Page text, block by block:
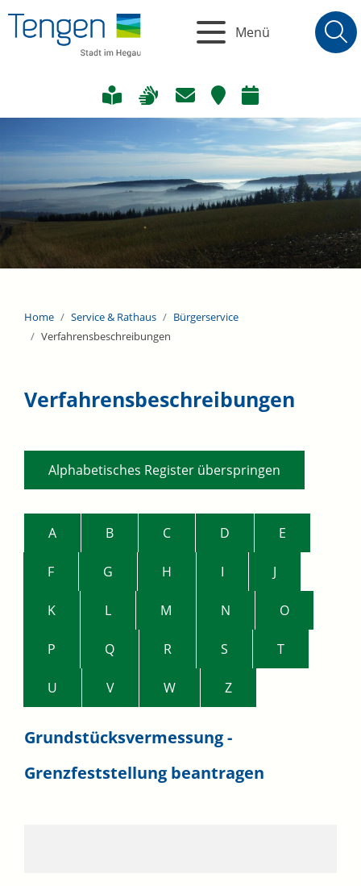
Menü
Home Service & Rathaus
Bürgerservice
Verfahrensbeschreibungen
Verfahrensbeschreibungen
Alphabetisches Register überspringen
A B C D E
F G H I J
K L M N O
P Q R S T
U V W Z
Grundstücksvermessung -
Grenzfeststellung beantragen